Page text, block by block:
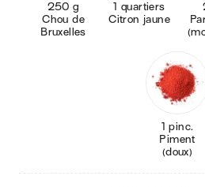
250 g
Chou de
Bruxelles
1 quartiers
Citron jaune
Parmesan
1 pinc.
Piment
(doux)